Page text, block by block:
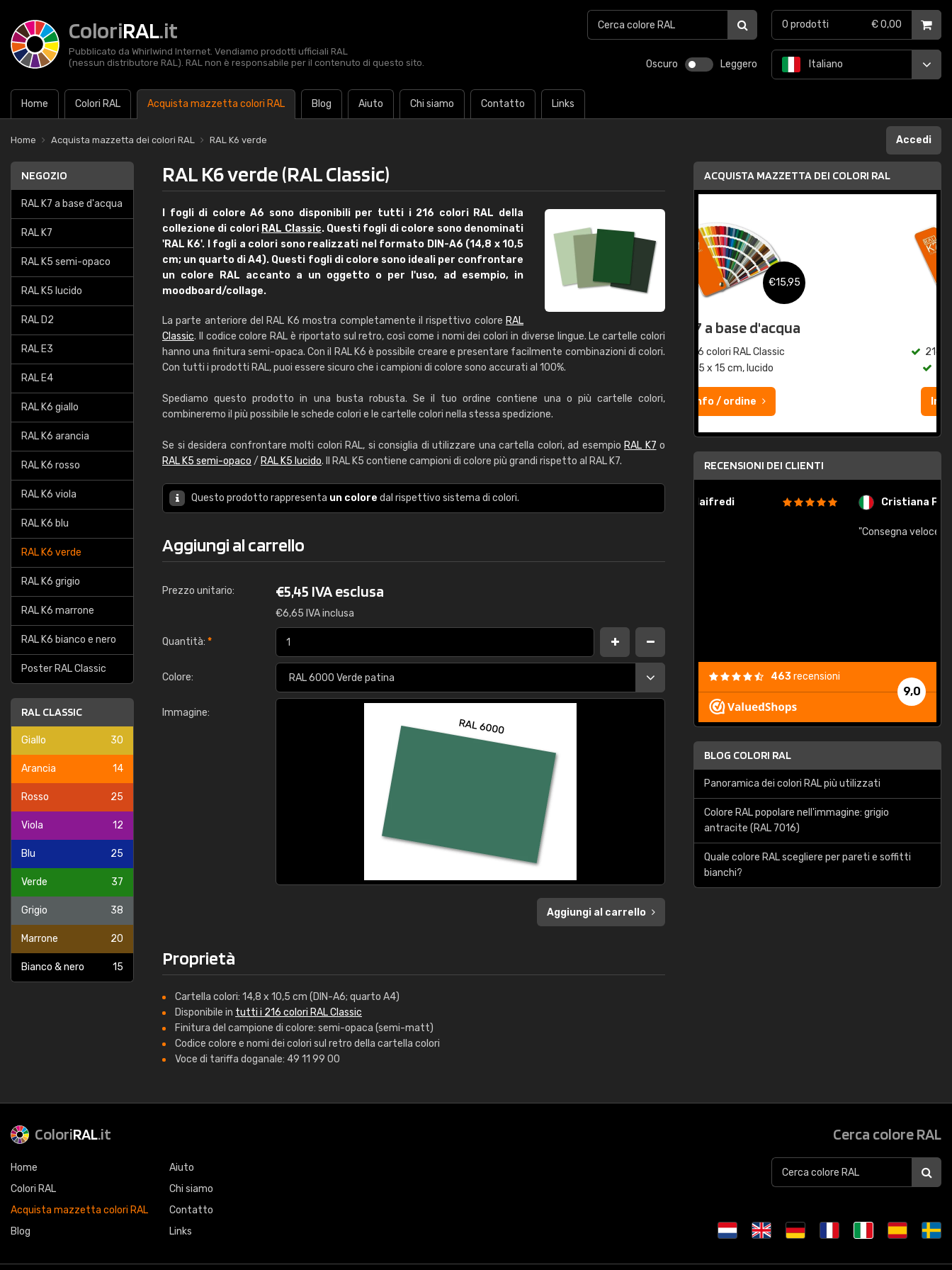
ColoriRAL.it
Pubblicato da Whirlwind Internet. Vendiamo prodotti ufficiali RAL
(nessun distributore RAL). RAL non è responsabile per il contenuto di questo sito.
Oscuro Leggero
Home Colori RAL Acquista mazzetta colori RAL Blog Aiuto Chi siamo Contatto Links
Italiano
0 prodotti € 0,00
Home Acquista mazzetta dei colori RAL RAL K6 verde Accedi
NEGOZIO
RAL K7 a base d'acqua
RAL K7
RAL K5 semi-opaco
RAL K5 lucido
RAL D2
RAL E3
RAL E4
RAL K6 giallo
RAL K6 arancia
RAL K6 rosso
RAL K6 viola
RAL K6 blu
RAL K6 verde
RAL K6 grigio
RAL K6 marrone
RAL K6 bianco e nero
Poster RAL Classic
RAL CLASSIC
Giallo 30
Arancia 14
Rosso 25
Viola 12
Blu 25
Verde 37
Grigio 38
Marrone 20
Bianco & nero 15
RAL K6 verde (RAL Classic)
I fogli di colore A6 sono disponibili per tutti i 216 colori RAL della
collezione di colori RAL Classic. Questi fogli di colore sono denominati
'RAL K6'. I fogli a colori sono realizzati nel formato DIN-A6 (14,8 x 10,5
cm; un quarto di A4). Questi fogli di colore sono ideali per confrontare
un colore RAL accanto a un oggetto o per l'uso, ad esempio, in
moodboard/collage.
La parte anteriore del RAL K6 mostra completamente il rispettivo colore RAL
Classic. Il codice colore RAL è riportato sul retro, così come i nomi dei colori in diverse lingue. Le cartelle colori
hanno una finitura semi-opaca. Con il RAL K6 è possibile creare e presentare facilmente combinazioni di colori.
Con tutti i prodotti RAL, puoi essere sicuro che i campioni di colore sono accurati al 100%.
Spediamo questo prodotto in una busta robusta. Se il tuo ordine contiene una o più cartelle colori,
combineremo il più possibile le schede colori e le cartelle colori nella stessa spedizione.
Se si desidera confrontare molti colori RAL, si consiglia di utilizzare una cartella colori, ad esempio RAL K7 o
RAL K5 semi-opaco / RAL K5 lucido. Il RAL K5 contiene campioni di colore più grandi rispetto al RAL K7.
Questo prodotto rappresenta un colore dal rispettivo sistema di colori.
Aggiungi al carrello
Prezzo unitario: €5,45 IVA esclusa
€6,65 IVA inclusa
Quantità: *
Colore:
Immagine:
Aggiungi al carrello
Proprietà
Cartella colori: 14,8 x 10,5 cm (DIN-A6; quarto A4)
Disponibile in tutti i 216 colori RAL Classic
Finitura del campione di colore: semi-opaca (semi-matt)
Codice colore e nomi dei colori sul retro della cartella colori
Voce di tariffa doganale: 49 11 99 00
ACQUISTA MAZZETTA DEI COLORI RAL
€15,95
RAL K7 a base d'acqua
216 colori RAL Classic
5 x 15 cm, lucido
Info / ordine
RAL K7
216 colori RAL Classic
RECENSIONI DEI CLIENTI
Caterina Maifredi Cristiana Floris
9,0
463recensioni
BLOG COLORI RAL
Panoramica dei colori RAL più utilizzati
Colore RAL popolare nell'immagine: grigio
antracite (RAL 7016)
Quale colore RAL scegliere per pareti e soffitti
bianchi?
ColoriRAL.it
Home
Colori RAL
Acquista mazzetta colori RAL
Blog
Aiuto
Chi siamo
Contatto
Links
Cerca colore RAL